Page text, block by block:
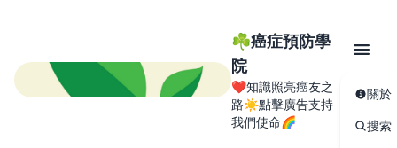
☘️癌症預防學
院
❤️知識照亮癌友之
路☀️點擊廣告支持
我們使命🌈
關於
搜索